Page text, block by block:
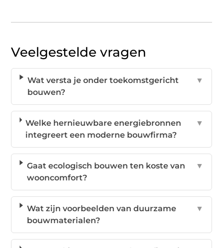
Veelgestelde vragen
Wat versta je onder toekomstgericht
bouwen?
▼
Welke hernieuwbare energiebronnen
integreert een moderne bouwfirma?
▼
Gaat ecologisch bouwen ten koste van
wooncomfort?
▼
Wat zijn voorbeelden van duurzame
bouwmaterialen?
▼